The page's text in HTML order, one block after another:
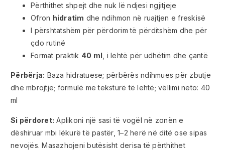
Përthithet shpejt dhe nuk lë ndjesi ngjitjeje
Ofron hidratim dhe ndihmon në ruajtjen e freskisë
I përshtatshëm për përdorim të përditshëm dhe për
çdo rutinë
Format praktik 40 ml , i lehtë për udhëtim dhe çantë
Përbërja: Baza hidratuese; përbërës ndihmues për zbutje
dhe mbrojtje; formulë me teksturë të lehtë; vëllimi neto: 40
ml
Si përdoret: Aplikoni një sasi të vogël në zonën e
dëshiruar mbi lëkurë të pastër, 1–2 herë në ditë ose sipas
nevojës. Masazhojeni butësisht derisa të përthithet